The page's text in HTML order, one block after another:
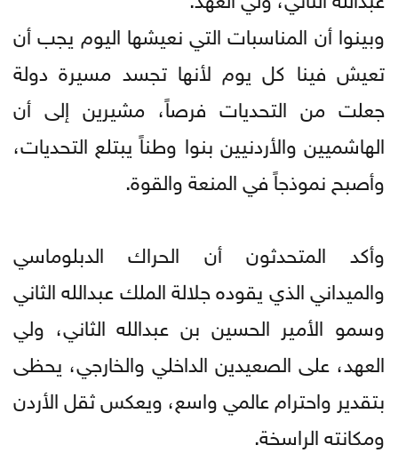
وبينوا أن المناسبات التي نعيشها اليوم يجب أن
تعيش فينا كل يوم لأنها تجسد مسيرة دولة
جعلت من التحديات فرصاً، مشيرين إلى أن
الهاشميين والأردنيين بنوا وطناً يبتلع التحديات،
وأصبح نموذجاً في المنعة والقوة.
وأكد المتحدثون أن الحراك الدبلوماسي
والميداني الذي يقوده جلالة الملك عبدالله الثاني
وسمو الأمير الحسين بن عبدالله الثاني، ولي
العهد، على الصعيدين الداخلي والخارجي، يحظى
بتقدير واحترام عالمي واسع، ويعكس ثقل الأردن
ومكانته الراسخة.